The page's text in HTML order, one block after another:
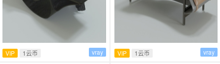
VIP 1云币 vray VIP 1云币 vray